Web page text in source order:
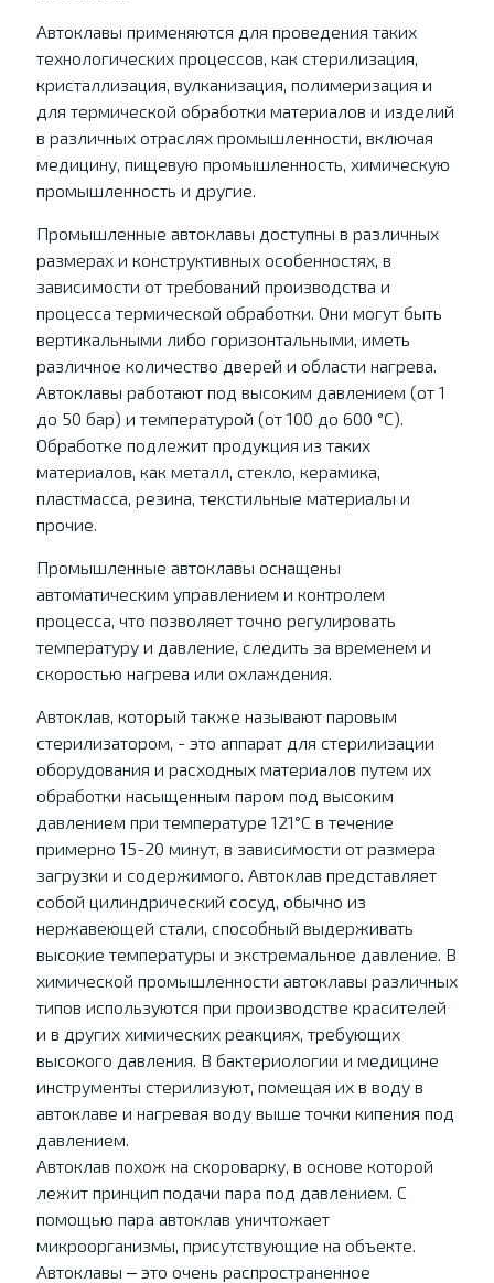
Автоклавы применяются для проведения таких
технологических процессов, как стерилизация,
кристаллизация, вулканизация, полимеризация и
для термической обработки материалов и изделий
в различных отраслях промышленности, включая
медицину, пищевую промышленность, химическую
промышленность и другие.
Промышленные автоклавы доступны в различных
размерах и конструктивных особенностях, в
зависимости от требований производства и
процесса термической обработки. Они могут быть
вертикальными либо горизонтальными, иметь
различное количество дверей и области нагрева.
Автоклавы работают под высоким давлением (от 1
до 50 бар) и температурой (от 100 до 600 °C).
Обработке подлежит продукция из таких
материалов, как металл, стекло, керамика,
пластмасса, резина, текстильные материалы и
прочие.
Промышленные автоклавы оснащены
автоматическим управлением и контролем
процесса, что позволяет точно регулировать
температуру и давление, следить за временем и
скоростью нагрева или охлаждения.
Автоклав, который также называют паровым
стерилизатором, - это аппарат для стерилизации
оборудования и расходных материалов путем их
обработки насыщенным паром под высоким
давлением при температуре 121°C в течение
примерно 15-20 минут, в зависимости от размера
загрузки и содержимого. Автоклав представляет
собой цилиндрический сосуд, обычно из
нержавеющей стали, способный выдерживать
высокие температуры и экстремальное давление. В
химической промышленности автоклавы различных
типов используются при производстве красителей
и в других химических реакциях, требующих
высокого давления. В бактериологии и медицине
инструменты стерилизуют, помещая их в воду в
автоклаве и нагревая воду выше точки кипения под
давлением.
Автоклав похож на скороварку, в основе которой
лежит принцип подачи пара под давлением. С
помощью пара автоклав уничтожает
микроорганизмы, присутствующие на объекте.
Автоклавы ‒ это очень распространенное